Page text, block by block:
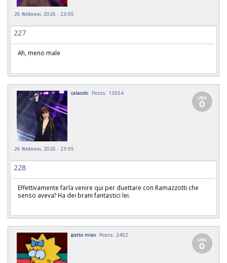
26 febbraio, 2026 - 23:05
227
Ah, meno male
calacolo Posts: 13554
26 febbraio, 2026 - 23:05
228
Effettivamente farla venire qui per duettare con Ramazzotti che
senso aveva? Ha dei brani fantastici lei.
gatto miao Posts: 2452